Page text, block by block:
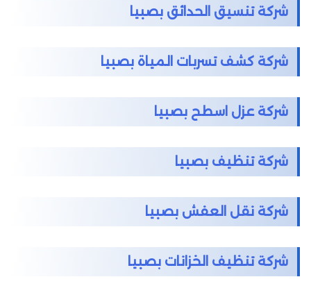
شركة تنسيق الحدائق بصبيا
شركة كشف تسربات المياة بصبيا
شركة عزل اسطح بصبيا
شركة تنظيف بصبيا
شركة نقل العفش بصبيا
شركة تنظيف الخزانات بصبيا